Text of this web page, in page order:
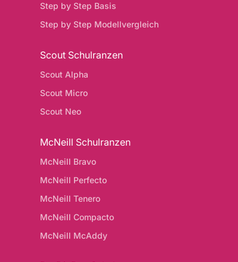
Step by Step Basis
Step by Step Modellvergleich
Scout Schulranzen
Scout Alpha
Scout Micro
Scout Neo
McNeill Schulranzen
McNeill Bravo
McNeill Perfecto
McNeill Tenero
McNeill Compacto
McNeill McAddy